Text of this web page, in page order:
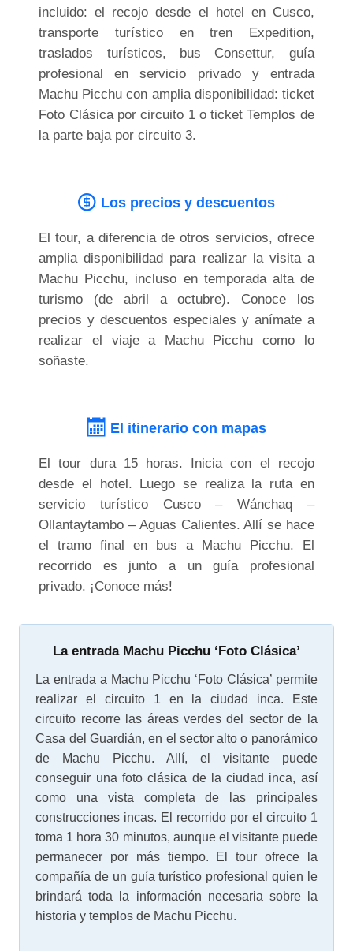
incluido: el recojo desde el hotel en Cusco,
transporte turístico en tren Expedition,
traslados turísticos, bus Consettur, guía
profesional en servicio privado y entrada
Machu Picchu con amplia disponibilidad: ticket
Foto Clásica por circuito 1 o ticket Templos de
la parte baja por circuito 3.
Los precios y descuentos
El tour, a diferencia de otros servicios, ofrece
amplia disponibilidad para realizar la visita a
Machu Picchu, incluso en temporada alta de
turismo (de abril a octubre). Conoce los
precios y descuentos especiales y anímate a
realizar el viaje a Machu Picchu como lo
soñaste.
El itinerario con mapas
El tour dura 15 horas. Inicia con el recojo
desde el hotel. Luego se realiza la ruta en
servicio turístico Cusco – Wánchaq –
Ollantaytambo – Aguas Calientes. Allí se hace
el tramo final en bus a Machu Picchu. El
recorrido es junto a un guía profesional
privado. ¡Conoce más!
La entrada Machu Picchu ‘Foto Clásica’
La entrada a Machu Picchu ‘Foto Clásica’ permite
realizar el circuito 1 en la ciudad inca. Este
circuito recorre las áreas verdes del sector de la
Casa del Guardián, en el sector alto o panorámico
de Machu Picchu. Allí, el visitante puede
conseguir una foto clásica de la ciudad inca, así
como una vista completa de las principales
construcciones incas. El recorrido por el circuito 1
toma 1 hora 30 minutos, aunque el visitante puede
permanecer por más tiempo. El tour ofrece la
compañía de un guía turístico profesional quien le
brindará toda la información necesaria sobre la
historia y templos de Machu Picchu.